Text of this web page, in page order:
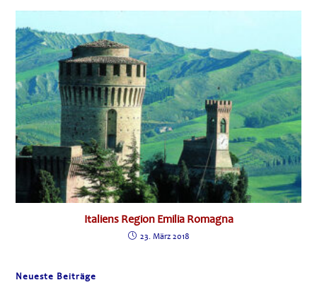
Italiens Region Emilia Romagna
23. März 2018
Neueste Beiträge